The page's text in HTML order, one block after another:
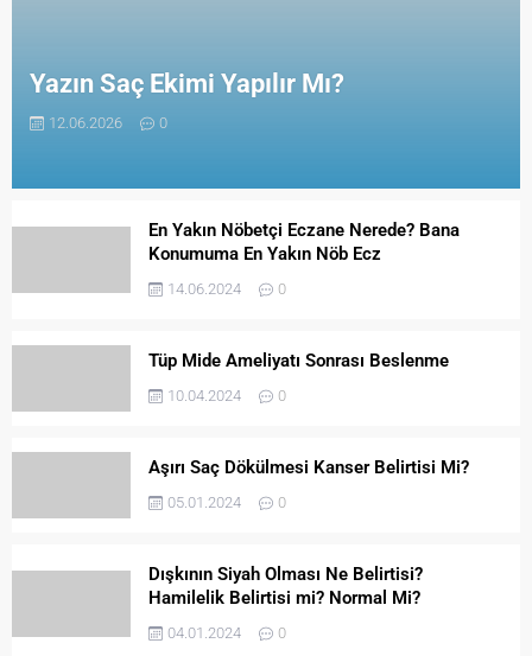
Yazın Saç Ekimi Yapılır Mı?
12.06.2026 0
En Yakın Nöbetçi Eczane Nerede? Bana
Konumuma En Yakın Nöb Ecz
14.06.2024 0
Tüp Mide Ameliyatı Sonrası Beslenme
10.04.2024 0
Aşırı Saç Dökülmesi Kanser Belirtisi Mi?
05.01.2024 0
Dışkının Siyah Olması Ne Belirtisi?
Hamilelik Belirtisi mi? Normal Mi?
04.01.2024 0